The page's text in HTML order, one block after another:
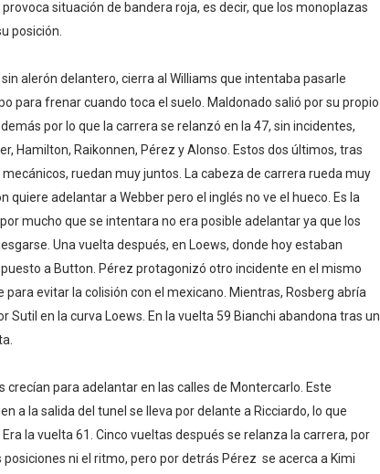
situación de bandera roja, es decir, que los monoplazas
posición.
alerón delantero, cierra al Williams que intentaba pasarle
para frenar cuando toca el suelo. Maldonado salió por su propio
por lo que la carrera se relanzó en la 47, sin incidentes,
Hamilton, Raikonnen, Pérez y Alonso. Estos dos últimos, tras
ruedan muy juntos. La cabeza de carrera rueda muy
adelantar a Webber pero el inglés no ve el hueco. Es la
mucho que se intentara no era posible adelantar ya que los
Una vuelta después, en Loews, donde hoy estaban
a Button. Pérez protagonizó otro incidente en el mismo
evitar la colisión con el mexicano. Mientras, Rosberg abría
Sutil en la curva Loews. En la vuelta 59 Bianchi abandona tras un
crecían para adelantar en las calles de Montercarlo. Este
a la salida del tunel se lleva por delante a Ricciardo, lo que
la vuelta 61. Cinco vueltas después se relanza la carrera, por
ni el ritmo, pero por detrás Pérez se acerca a Kimi